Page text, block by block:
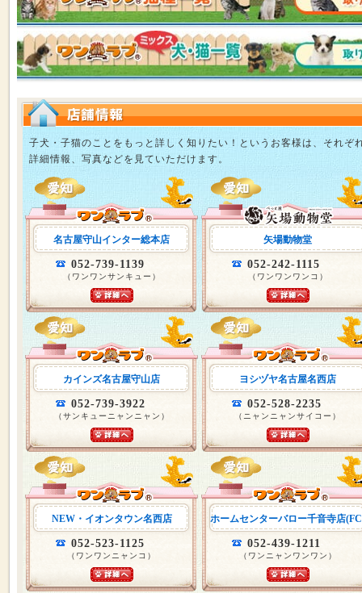
子犬・子猫のことをもっと詳しく知りたい！というお客様は、それぞ
詳細情報、写真などを見ていただけます。
名古屋守山インター総本店
052-739-1139
（ワンワンサンキュー）
矢場動物堂
052-242-1115
（ワンワンワンコ）
カインズ名古屋守山店
052-739-3922
（サンキューニャンニャン）
ヨシヅヤ名古屋名西店
052-528-2235
（ニャンニャンサイコー）
NEW・イオンタウン名西店
052-523-1125
（ワンワンニャンコ）
ホームセンターバロー千音寺店
052-439-1211
（ワンニャンワンワン）